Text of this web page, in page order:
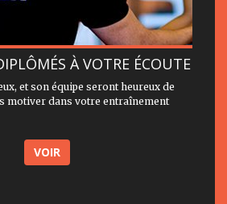
À VOTRE ÉCOUTE
et son équipe seront heureux de
motiver dans votre entraînement
VOIR